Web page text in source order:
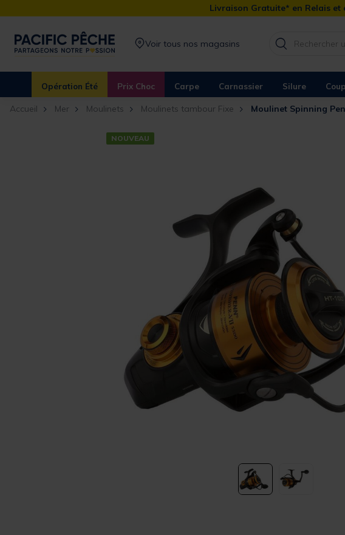
Livraison Gratuite* en Relais
Voir tous nos magasins
Opération Été Prix Choc Carpe Carnassier Silure Coup
Accueil Mer Moulinets Moulinets tambour Fixe Moulinet Spinning
NOUVEAU